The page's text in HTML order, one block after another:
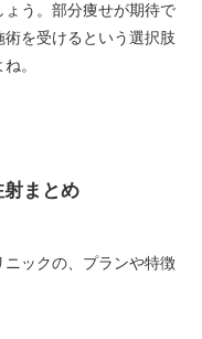
う。部分痩せが期待で
を受けるという選択肢
。
まとめ
ックの、プランや特徴